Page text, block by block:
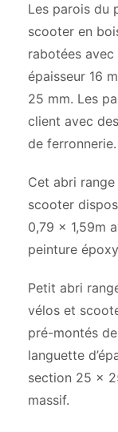
Les parois du
scooter en
rabotées
épaisseur 16
25 mm. Les
client avec
de ferronnerie.
Cet abri
scooter
0,79 x 1,59m
peinture
Petit abri
vélos et
pré-montés
languette
section 25 x
massif.